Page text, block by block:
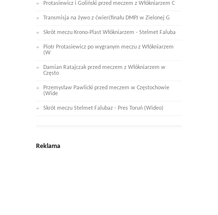
Protasiewicz i Goliński przed meczem z Włókniarzem C
Transmisja na żywo z ćwierćfinału DMPJ w Zielonej G
Skrót meczu Krono-Plast Włókniarzem - Stelmet Faluba
Piotr Protasiewicz po wygranym meczu z Włókniarzem
(W
Damian Ratajczak przed meczem z Włókniarzem w
Często
Przemysław Pawlicki przed meczem w Częstochowie
(Wide
Skrót meczu Stelmet Falubaz - Pres Toruń (Wideo)
Reklama